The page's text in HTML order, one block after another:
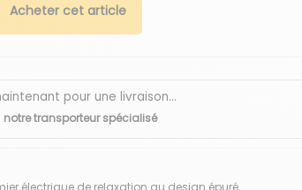
Acheter cet article
pour une livraison...
notre transporteur spécialisé